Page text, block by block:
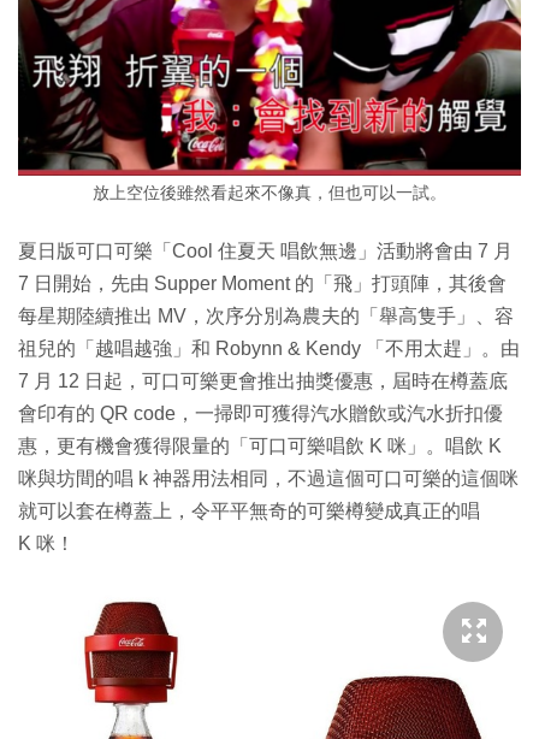
放上空位後雖然看起來不像真，但也可以一試。
夏日版可口可樂「Cool 住夏天 唱飲無邊」活動將會由 7 月
7 日開始，先由 Supper Moment 的「飛」打頭陣，其後會
每星期陸續推出 MV，次序分別為農夫的「舉高隻手」、容
祖兒的「越唱越強」和 Robynn & Kendy 「不用太趕」。由
7 月 12 日起，可口可樂更會推出抽獎優惠，屆時在樽蓋底
會印有的 QR code，一掃即可獲得汽水贈飲或汽水折扣優
惠，更有機會獲得限量的「可口可樂唱飲 K 咪」。唱飲 K
咪與坊間的唱 k 神器用法相同，不過這個可口可樂的這個咪
就可以套在樽蓋上，令平平無奇的可樂樽變成真正的唱
K 咪！